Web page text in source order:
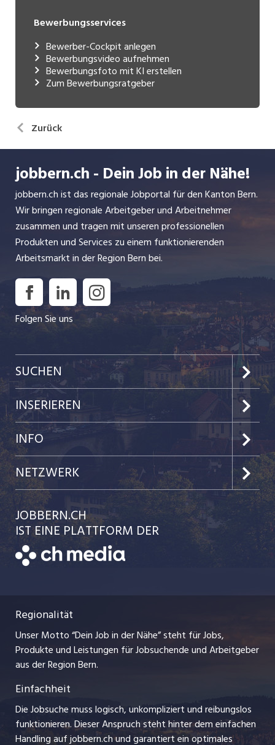
Bewerbungsservices
Bewerber-Cockpit anlegen
Bewerbungsvideo aufnehmen
Bewerbungsfoto mit KI erstellen
Zum Bewerbungsratgeber
Zurück
jobbern.ch - Dein Job in der Nähe!
jobbern.ch ist das regionale Jobportal für den Kanton Bern.
Wir bringen regionale Arbeitgeber und Arbeitnehmer
zusammen und tragen mit unseren professionellen
Produkten und Services zu einem funktionierenden
Arbeitsmarkt in der Region Bern bei.
Folgen Sie uns
SUCHEN
Jobs im Kanton Bern
Jobs in der Stadt Bern
Jobs in der Stadt Biel
Festanstellungen
Temporäre Jobs
Freelance Jobs
Ferienjobs
Management / Kader-Jobs
Arbeitgeber
Jobline
INSERIEREN
Preise & Leistungen
Kundenlogin
Einzelinserat disponieren
Schnittstelle
Bewerber-Cockpit
INFO
Team
Ratgeber
AGB
Datenschutzerklärung
Impressum
Stellenmeldepflicht
NETZWERK
jobbasel.ch
jobmittelland.ch
zentraljob.ch
myjob.ch
jobzüri.ch
ajourjob.ch
baernerbaer.ch
JOBBERN.CH
IST EINE PLATTFORM DER
Regionalität
Unser Motto “Dein Job in der Nähe” steht für Jobs,
Produkte und Leistungen für Jobsuchende und Arbeitgeber
aus der Region Bern.
Einfachheit
Die Jobsuche muss logisch, unkompliziert und reibungslos
funktionieren. Dieser Anspruch steht hinter dem einfachen
Handling auf jobbern.ch und garantiert ein optimales